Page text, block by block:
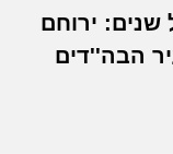
שנים: ירוחם
הבה''דים